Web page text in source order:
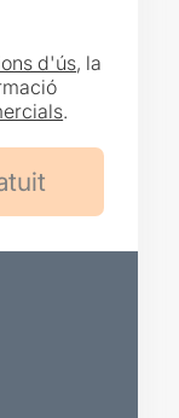
d'ús, la
.